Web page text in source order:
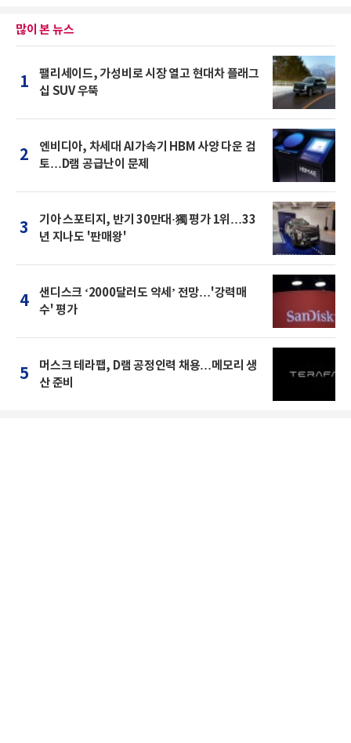
많이 본 뉴스
1
팰리세이드, 가성비로 시장 열고 현대차 플래그
십 SUV 우뚝
2
엔비디아, 차세대 AI가속기 HBM 사양 다운 검
토…D램 공급난이 문제
3
기아 스포티지, 반기 30만대·獨 평가 1위…33
년 지나도 '판매왕'
4
샌디스크 ‘2000달러도 약세’ 전망…'강력매
수' 평가
5
머스크 테라팹, D램 공정인력 채용…메모리 생
산 준비